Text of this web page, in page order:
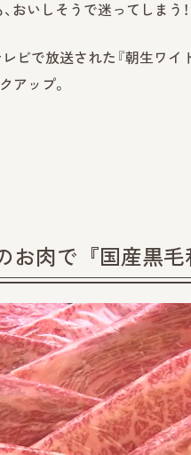
おいしそうで迷ってしまう！
レビで放送された『朝生ワイ
アップ。
お肉で『国産黒